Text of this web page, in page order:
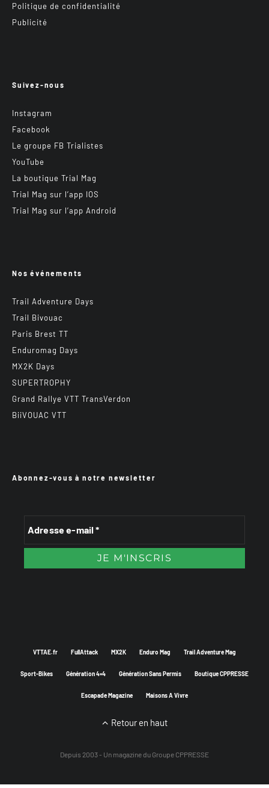
Politique de confidentialité
Publicité
Suivez-nous
Instagram
Facebook
Le groupe FB Trialistes
YouTube
La boutique Trial Mag
Trial Mag sur l’app IOS
Trial Mag sur l’app Android
Nos événements
Trail Adventure Days
Trail Bivouac
Paris Brest TT
Enduromag Days
MX2K Days
SUPERTROPHY
Grand Rallye VTT TransVerdon
BiiVOUAC VTT
Abonnez-vous à notre newsletter
VTTAE.fr FullAttack MX2K Enduro Mag Trail Adventure Mag
Sport-Bikes Génération 4×4 Génération Sans Permis Boutique CPPRESSE
Escapade Magazine Maisons A Vivre
Retour en haut
Depuis 2003 - Un magazine du Groupe CPPRESSE